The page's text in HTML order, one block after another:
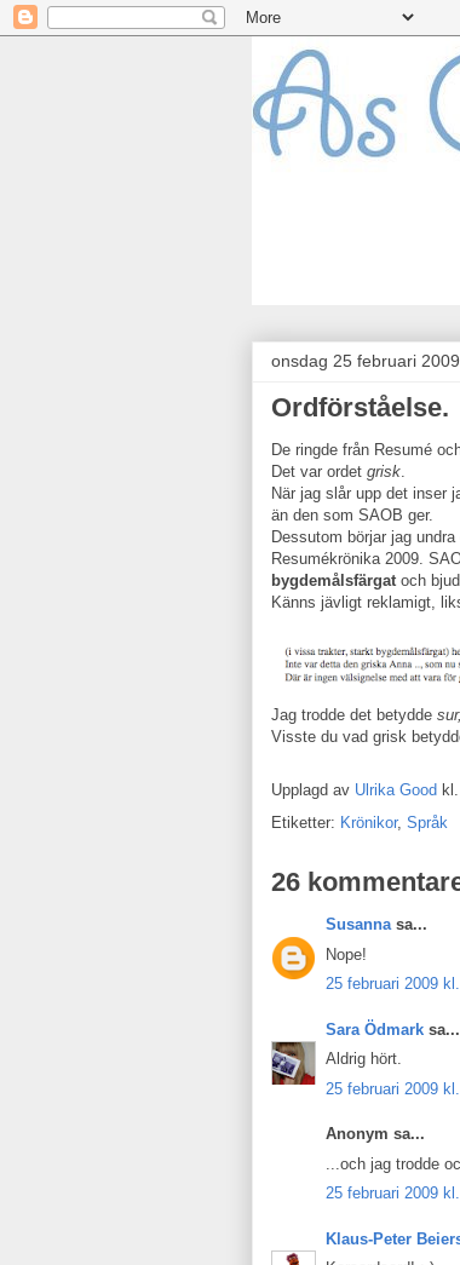
onsdag 25 februari 2009
Ordförståelse.
De ringde från Resumé
Det var ordet grisk.
När jag slår upp det inser
än den som SAOB ger.
Dessutom börjar jag
Resumékrönika 2009.
bygdemålsfärgatoch
Känns jävligt reklamigt,
Jag trodde det betydde
Visste du vad grisk
Upplagd av Ulrika Good kl.
Etiketter: Krönikor, Språk
26
Susannasa...
Nope!
25 februari 2009
Sara Ödmark sa...
Aldrig hört.
25 februari 2009
Anonym sa...
...och jag trodde
25 februari 2009
Klaus-Peter